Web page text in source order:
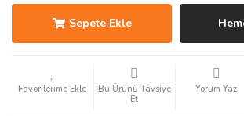
Sepete Ekle
Bu Ürünü Tavsiye
Et
Yorum Yaz